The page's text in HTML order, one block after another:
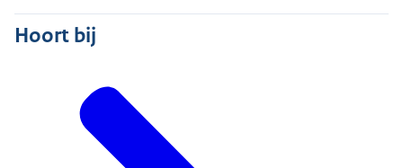
Hoort bij